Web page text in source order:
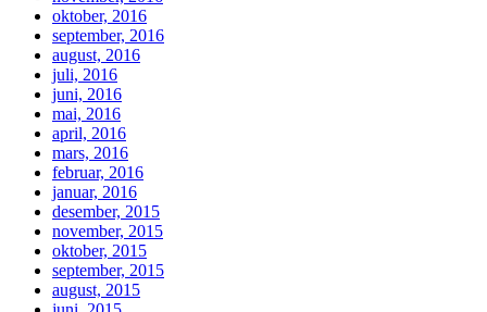
oktober, 2016
september, 2016
august, 2016
juli, 2016
juni, 2016
mai, 2016
april, 2016
mars, 2016
februar, 2016
januar, 2016
desember, 2015
november, 2015
oktober, 2015
september, 2015
august, 2015